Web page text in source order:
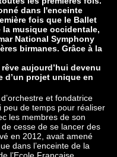
dans l'enceinte
fois que le Ballet
la musique occidentale,
National Symphony
birmanes. Grâce à la
aujourd’hui devenu
d’un projet unique en
et fondatrice
peu de temps pour réaliser
les membres de son
cesse de se lancer des
en 2012, avait amené
dans l’enceinte de la